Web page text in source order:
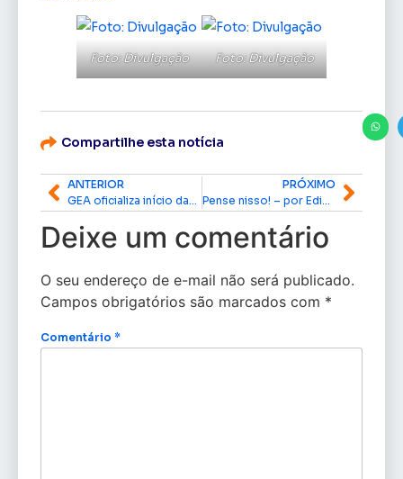
Foto: Divulgação Foto: Divulgação
Compartilhe esta notícia
ANTERIOR
GEA oficializa início das obras do novo Hospital de Emergências
PRÓXIMO
Pense nisso! – por Edinho Duarte
Deixe um comentário
O seu endereço de e-mail não será publicado.
Campos obrigatórios são marcados com *
Comentário *